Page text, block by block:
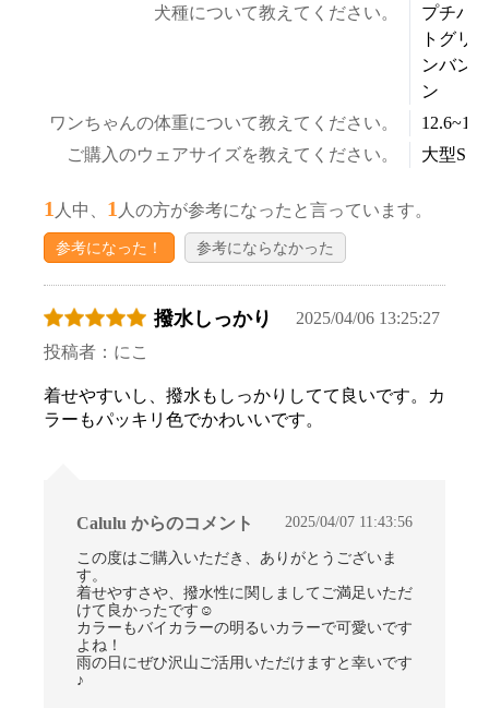
犬種について教えてください。
プチバ
トグリ
ンバン
ン
ワンちゃんの体重について教えてください。
ご購入のウェアサイズを教えてください。
大型S～
1 人中、 1 人の方が参考になったと言っています。
参考になった！ 参考にならなかった
撥水しっかり
2025/04/06 13:25:27
投稿者：にこ
着せやすいし、撥水もしっかりしてて良いです。カ
ラーもパッキリ色でかわいいです。
Calulu からのコメント 2025/04/07 11:43:56
この度はご購入いただき、ありがとうございま
す。
着せやすさや、撥水性に関しましてご満足いただ
けて良かったです☺
カラーもバイカラーの明るいカラーで可愛いです
よね！
雨の日にぜひ沢山ご活用いただけますと幸いです
♪